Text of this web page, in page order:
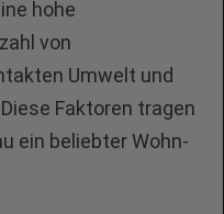
hohe
von
Umwelt und
Faktoren tragen
ein beliebter Wohn-